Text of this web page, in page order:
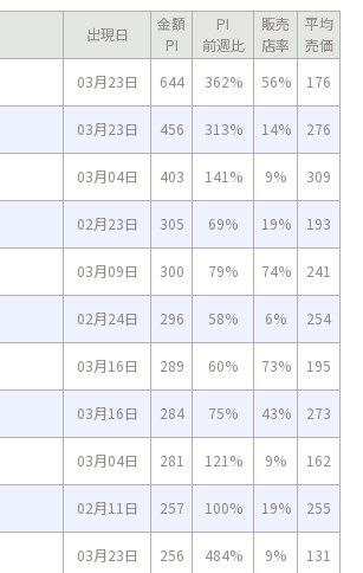
出現日
金額
PI
PI
前週比
販売
店率
平均
売価
03月23日
644 362% 56% 176
03月23日 456 313% 14% 276
03月04日 403 141% 9% 309
02月23日 305 69% 19% 193
03月09日 300 79% 74% 241
02月24日 296 58% 6% 254
03月16日 289 60% 73% 195
03月16日 284 75% 43% 273
03月04日 281 121% 9% 162
02月11日 257 100% 19% 255
03月23日 256 484% 9% 131